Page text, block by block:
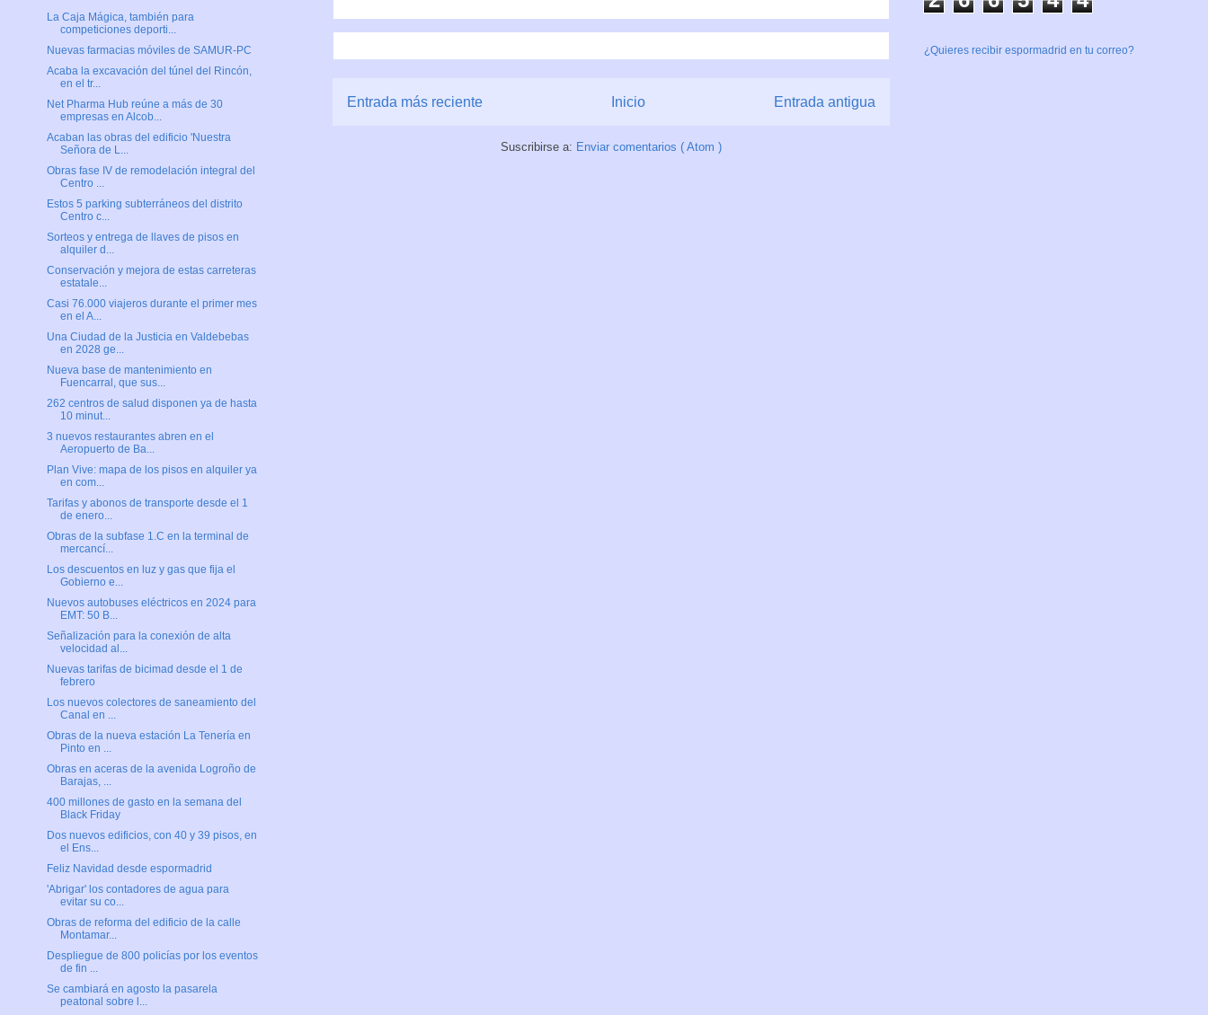
Entrada más reciente Entrada antigua
Inicio
Suscribirse a: Enviar comentarios ( Atom )
La Caja Mágica, también para
competiciones deporti...
Nuevas farmacias móviles de SAMUR-PC
Acaba la excavación del túnel del Rincón,
en el tr...
Net Pharma Hub reúne a más de 30
empresas en Alcob...
Acaban las obras del edificio 'Nuestra
Señora de L...
Obras fase IV de remodelación integral del
Centro ...
Estos 5 parking subterráneos del distrito
Centro c...
Sorteos y entrega de llaves de pisos en
alquiler d...
Conservación y mejora de estas carreteras
estatale...
Casi 76.000 viajeros durante el primer mes
en el A...
Una Ciudad de la Justicia en Valdebebas
en 2028 ge...
Nueva base de mantenimiento en
Fuencarral, que sus...
262 centros de salud disponen ya de hasta
10 minut...
3 nuevos restaurantes abren en el
Aeropuerto de Ba...
Plan Vive: mapa de los pisos en alquiler ya
en com...
Tarifas y abonos de transporte desde el 1
de enero...
Obras de la subfase 1.C en la terminal de
mercancí...
Los descuentos en luz y gas que fija el
Gobierno e...
Nuevos autobuses eléctricos en 2024 para
EMT: 50 B...
Señalización para la conexión de alta
velocidad al...
Nuevas tarifas de bicimad desde el 1 de
febrero
Los nuevos colectores de saneamiento del
Canal en ...
Obras de la nueva estación La Tenería en
Pinto en ...
Obras en aceras de la avenida Logroño de
Barajas, ...
400 millones de gasto en la semana del
Black Friday
Dos nuevos edificios, con 40 y 39 pisos, en
el Ens...
Feliz Navidad desde espormadrid
'Abrigar' los contadores de agua para
evitar su co...
Obras de reforma del edificio de la calle
Montamar...
Despliegue de 800 policías por los eventos
de fin ...
Se cambiará en agosto la pasarela
peatonal sobre l...
¿Quieres recibir espormadrid en tu correo?